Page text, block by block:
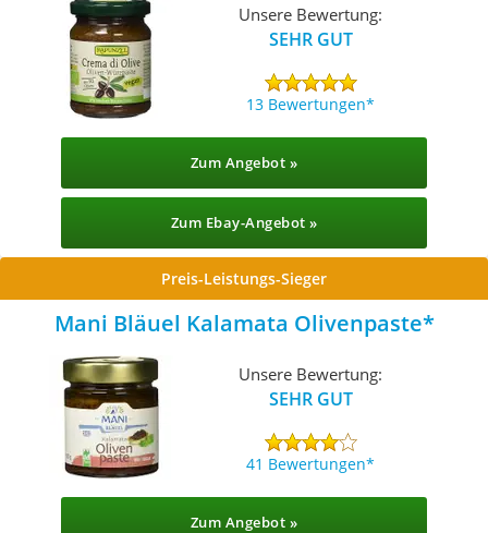
Unsere Bewertung:
SEHR GUT
13 Bewertungen
Zum Angebot »
Zum Ebay-Angebot »
Preis-Leistungs-Sieger
Mani Bläuel Kalamata Olivenpaste
Unsere Bewertung:
SEHR GUT
41 Bewertungen
Zum Angebot »